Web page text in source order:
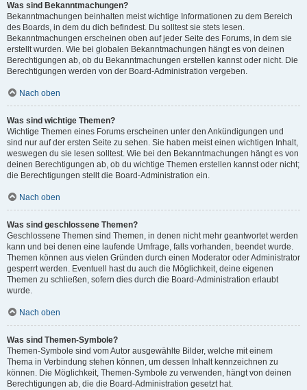
Was sind Bekanntmachungen?
Bekanntmachungen beinhalten meist wichtige Informationen zu dem Bereich
des Boards, in dem du dich befindest. Du solltest sie stets lesen.
Bekanntmachungen erscheinen oben auf jeder Seite des Forums, in dem sie
erstellt wurden. Wie bei globalen Bekanntmachungen hängt es von deinen
Berechtigungen ab, ob du Bekanntmachungen erstellen kannst oder nicht. Die
Berechtigungen werden von der Board-Administration vergeben.
Nach oben
Was sind wichtige Themen?
Wichtige Themen eines Forums erscheinen unter den Ankündigungen und
sind nur auf der ersten Seite zu sehen. Sie haben meist einen wichtigen Inhalt,
weswegen du sie lesen solltest. Wie bei den Bekanntmachungen hängt es von
deinen Berechtigungen ab, ob du wichtige Themen erstellen kannst oder nicht;
die Berechtigungen stellt die Board-Administration ein.
Nach oben
Was sind geschlossene Themen?
Geschlossene Themen sind Themen, in denen nicht mehr geantwortet werden
kann und bei denen eine laufende Umfrage, falls vorhanden, beendet wurde.
Themen können aus vielen Gründen durch einen Moderator oder Administrator
gesperrt werden. Eventuell hast du auch die Möglichkeit, deine eigenen
Themen zu schließen, sofern dies durch die Board-Administration erlaubt
wurde.
Nach oben
Was sind Themen-Symbole?
Themen-Symbole sind vom Autor ausgewählte Bilder, welche mit einem
Thema in Verbindung stehen können, um dessen Inhalt kennzeichnen zu
können. Die Möglichkeit, Themen-Symbole zu verwenden, hängt von deinen
Berechtigungen ab, die die Board-Administration gesetzt hat.